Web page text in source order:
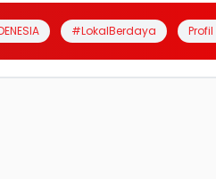
#LokalBerdaya